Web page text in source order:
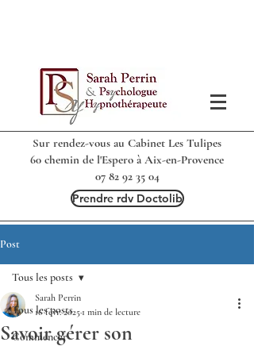
Sur rendez-vous au Cabinet Les Tulipes
60 chemin de l'Espero à Aix-en-Provence
07 82 92 35 04
Prendre rdv Doctolib
Post
Tous les posts
Commencer
Tous les posts
Savoir gérer son
Sarah Perrin
16 févr. 2025 1 min de lecture